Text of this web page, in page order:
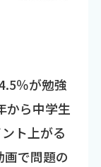
％が勉強
から中学生
ト上がる
で問題の